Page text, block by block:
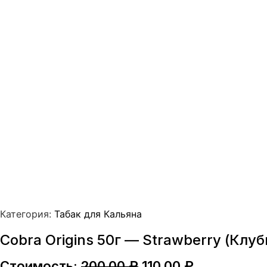
Категория: Табак для Кальяна
Cobra Origins 50г — Strawberry